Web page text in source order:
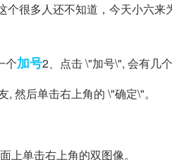
很多人还不知道，今天小六
个加号2、点击 \"加号\", 会有几
然后单击右上角的 \"确定\"。
上单击右上角的双图像。